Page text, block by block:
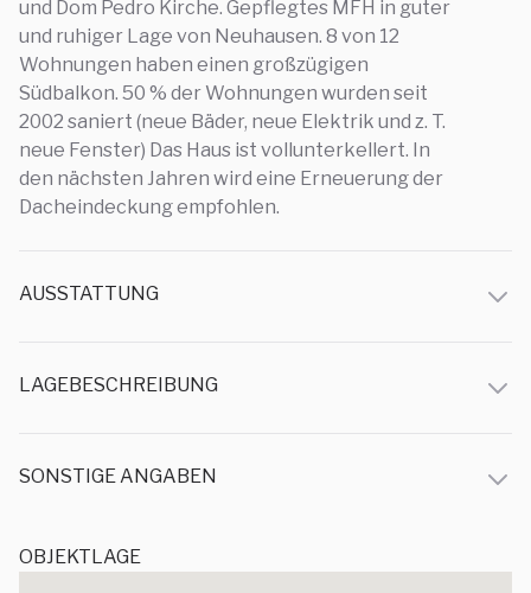
und Dom Pedro Kirche. Gepflegtes MFH in guter
und ruhiger Lage von Neuhausen. 8 von 12
Wohnungen haben einen großzügigen
Südbalkon. 50 % der Wohnungen wurden seit
2002 saniert (neue Bäder, neue Elektrik und z. T.
neue Fenster) Das Haus ist vollunterkellert. In
den nächsten Jahren wird eine Erneuerung der
Dacheindeckung empfohlen.
AUSSTATTUNG
LAGEBESCHREIBUNG
SONSTIGE ANGABEN
OBJEKTLAGE